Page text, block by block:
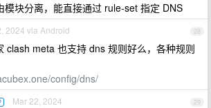
模块分离，能直接通过 rule-set 指定 DNS
28
2024 via Android
clash meta 也支持 dns 规则好么，各种规则
config/dns/
29
Mar 22, 2024